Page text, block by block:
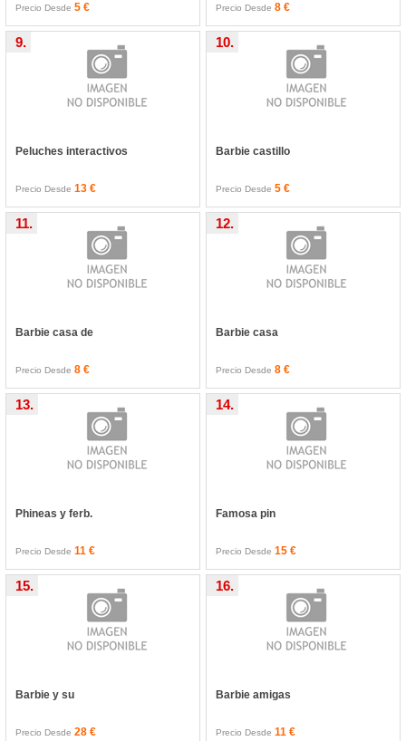
Precio Desde5 € Precio Desde 8 €
Peluches interactivos
9.
Precio Desde13 €
Barbie castillo
10.
Precio Desde 5 €
Barbie casa de
11.
Precio Desde8 €
Barbie casa
12.
Precio Desde 8 €
Phineas y ferb.
13.
Precio Desde11 €
Famosa pin
14.
Precio Desde 15 €
Barbie y su
15.
Precio Desde28 €
Barbie amigas
16.
Precio Desde 11 €